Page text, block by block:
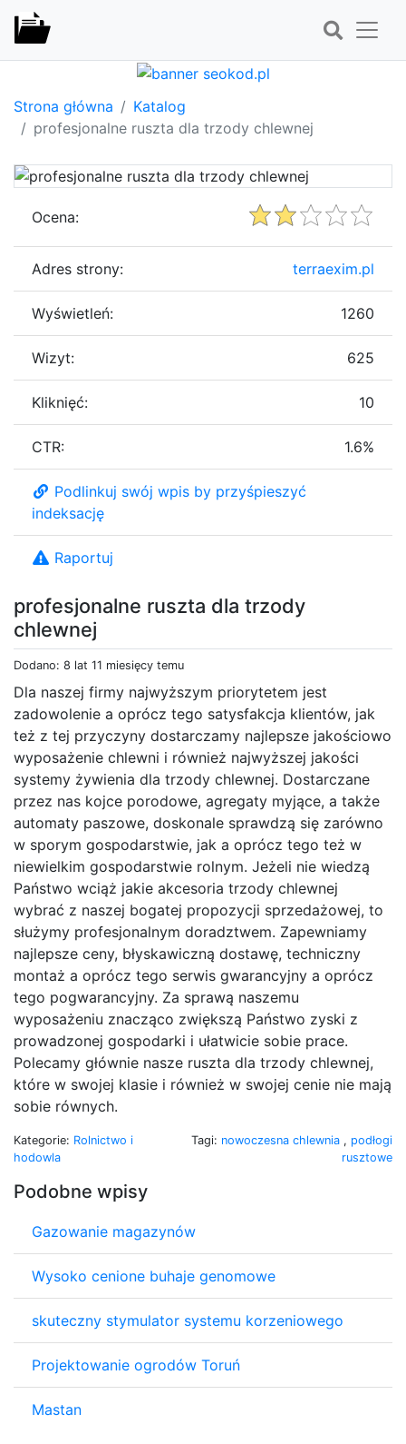
Strona główna
Katalog
profesjonalne ruszta dla trzody chlewnej
profesjonalne ruszta dla trzody
chlewnej
Dodano: 8 lat 11 miesięcy temu
Dla naszej firmy najwyższym priorytetem jest
zadowolenie a oprócz tego satysfakcja klientów, jak
też z tej przyczyny dostarczamy najlepsze jakościowo
wyposażenie chlewni i również najwyższej jakości
systemy żywienia dla trzody chlewnej. Dostarczane
przez nas kojce porodowe, agregaty myjące, a także
automaty paszowe, doskonale sprawdzą się zarówno
w sporym gospodarstwie, jak a oprócz tego też w
niewielkim gospodarstwie rolnym. Jeżeli nie wiedzą
Państwo wciąż jakie akcesoria trzody chlewnej
wybrać z naszej bogatej propozycji sprzedażowej, to
służymy profesjonalnym doradztwem. Zapewniamy
najlepsze ceny, błyskawiczną dostawę, techniczny
montaż a oprócz tego serwis gwarancyjny a oprócz
tego pogwarancyjny. Za sprawą naszemu
wyposażeniu znacząco zwiększą Państwo zyski z
prowadzonej gospodarki i ułatwicie sobie prace.
Polecamy głównie nasze ruszta dla trzody chlewnej,
które w swojej klasie i również w swojej cenie nie mają
sobie równych.
Kategorie: Rolnictwo i
hodowla
Tagi: nowoczesna chlewnia , podłogi
rusztowe
Podobne wpisy
Gazowanie magazynów
Wysoko cenione buhaje genomowe
skuteczny stymulator systemu korzeniowego
Projektowanie ogrodów Toruń
Mastan
Ocena:
Adres strony: terraexim.pl
Wyświetleń: 1260
Wizyt: 625
Kliknięć: 10
CTR: 1.6%
Podlinkuj swój wpis by przyśpieszyć
indeksację
Raportuj